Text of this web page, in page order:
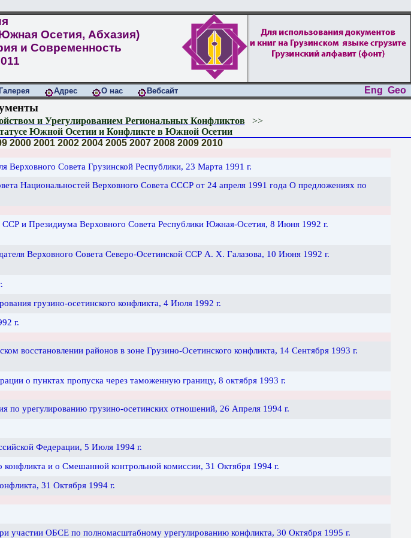
Осетия, Абхазия)
и Современность
Галерея Адрес О нас Вебсайт Eng Geo
и Урегулированием Региональных Конфликтов >>
Южной Осетии и Конфликте в Южной Осетии
2000 2001 2002 2004 2005 2007 2008 2009 2010
Верховного Совета Грузинской Республики, 23 Марта 1991 г.
Национальностей Верховного Совета СССР от 24 апреля 1991 года О предложениях по
и Президиума Верховного Совета Республики Южная-Осетия, 8 Июня 1992 г.
Верховного Совета Северо-Осетинской ССР А. Х. Галазова, 10 Июня 1992 г.
грузино-осетинского конфликта, 4 Июля 1992 г.
г.
восстановлении районов в зоне Грузино-Осетинского конфликта, 14 Сентября 1993 г.
о пунктах пропуска через таможенную границу, 8 октября 1993 г.
по урегулированию грузино-осетинских отношений, 26 Апреля 1994 г.
Федерации, 5 Июля 1994 г.
конфликта и о Смешанной контрольной комиссии, 31 Октября 1994 г.
31 Октября 1994 г.
участии ОБСЕ по полномасштабному урегулированию конфликта, 30 Октября 1995 г.